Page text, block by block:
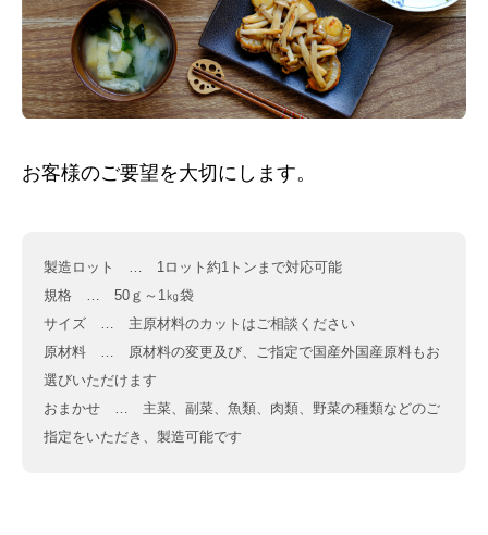
お客様のご要望を大切にします。
製造ロット … 1ロット約1トンまで対応可能
規格 … 50ｇ～1㎏袋
サイズ … 主原材料のカットはご相談ください
原材料 … 原材料の変更及び、ご指定で国産外国産原料もお
選びいただけます
おまかせ … 主菜、副菜、魚類、肉類、野菜の種類などのご
指定をいただき、製造可能です